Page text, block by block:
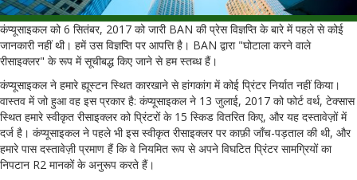
कंप्यूसाइकल को 6 सितंबर, 2017 को जारी BAN की प्रेस विज्ञप्ति के बारे में पहले से कोई
जानकारी नहीं थी। हमें उस विज्ञप्ति पर आपत्ति है। BAN द्वारा "घोटाला करने वाले
रीसाइक्लर" के रूप में सूचीबद्ध किए जाने से हम स्तब्ध हैं।
कंप्यूसाइकल ने हमारे ह्यूस्टन स्थित कारखाने से हांगकांग में कोई प्रिंटर निर्यात नहीं किया।
वास्तव में जो हुआ वह इस प्रकार है: कंप्यूसाइकल ने 13 जुलाई, 2017 को फोर्ट वर्थ, टेक्सास
स्थित हमारे स्वीकृत रीसाइक्लर को प्रिंटरों के 15 स्किड वितरित किए, और यह दस्तावेज़ों में
दर्ज है। कंप्यूसाइकल ने पहले भी इस स्वीकृत रीसाइक्लर पर काफ़ी जाँच-पड़ताल की थी, और
हमारे पास दस्तावेज़ी प्रमाण हैं कि वे नियमित रूप से अपने विघटित प्रिंटर सामग्रियों का
निपटान R2 मानकों के अनुरूप करते हैं।